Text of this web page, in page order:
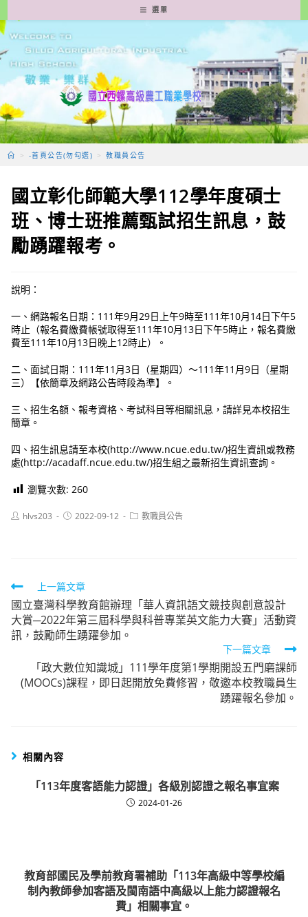
轉
至
要
容
選單
> -首頁公告(勿勾選) > 教職員公告
國立彰化師範大學112學年度碩士
班、博士班推薦甄試招生訊息，鼓
勵踴躍報考。
說明：
一、網路報名日期：111年9月29日上午9時至111年10月14日下午5
時止（報名費繳費帳號取得至111年10月13日下午5時止，報名費繳
費至111年10月13日晚上12時止）。
二、面試日期：111年11月3日（星期四）～111年11月9日（星期
三）【依簡章及網路公告時段為準】。
三、招生名額、報考資格、考試科目等相關訊息，請詳見本校招生
簡章。
四、招生訊息請至本校(http://www.ncue.edu.tw/)招生資訊或教務
處(http://acadaff.ncue.edu.tw/)招生組之最新招生資訊查詢。
瀏覽次數: 260
Posthlvs203
Post2022-09-12
Post教職員公告
Read
more
articles
上一篇文章
國立臺灣科學教育館辦理「華人資訊語文競技與創意設計
大賞─2022年第三屆科學與科普專業英文能力大賽」活動資
訊，鼓勵師生踴躍參加。
下一篇文章
「政大數位知識城」111學年度第1學期開設五門磨課師
(MOOCs)課程，即日起開放免費修習，敬邀本校教職員生
踴躍報名參加。
相關內容
「113年度客語能力認證」各級別認證之報名事宜案
2024-01-26
教育部國民及學前教育署補助「113年高級中等學校編
制內教師參加客語及閩南語中高級以上能力認證報名
費」相關事宜。